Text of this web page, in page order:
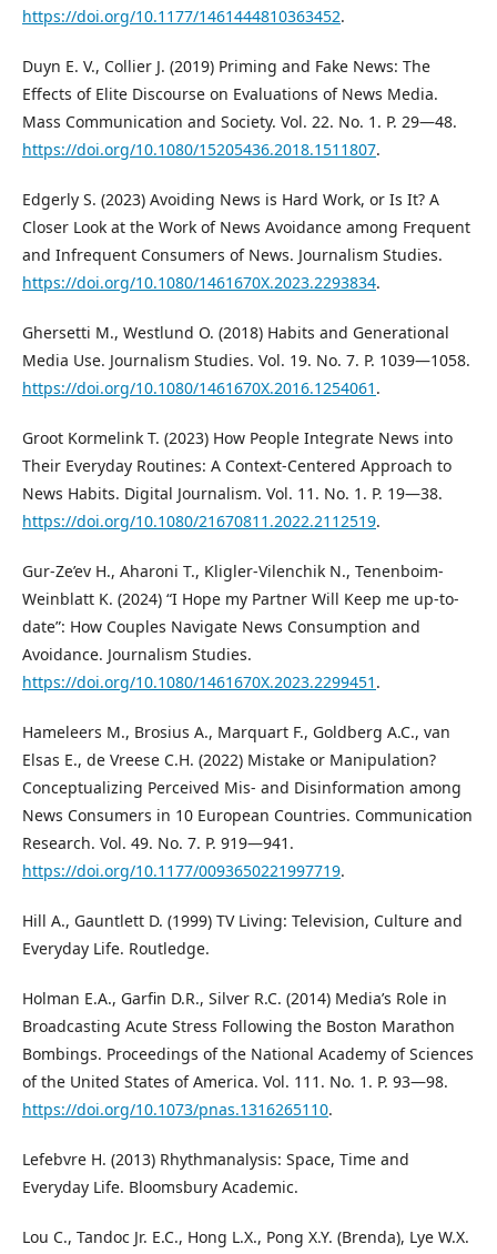
https://doi.org/10.1177/1461444810363452.
Duyn E. V., Collier J. (2019) Priming and Fake News: The
Effects of Elite Discourse on Evaluations of News Media.
Mass Communication and Society. Vol. 22. No. 1. P. 29—48.
https://doi.org/10.1080/15205436.2018.1511807.
Edgerly S. (2023) Avoiding News is Hard Work, or Is It? A
Closer Look at the Work of News Avoidance among Frequent
and Infrequent Consumers of News. Journalism Studies.
https://doi.org/10.1080/1461670X.2023.2293834.
Ghersetti M., Westlund O. (2018) Habits and Generational
Media Use. Journalism Studies. Vol. 19. No. 7. P. 1039—1058.
https://doi.org/10.1080/1461670X.2016.1254061 .
Groot Kormelink T. (2023) How People Integrate News into
Their Everyday Routines: A Context-Centered Approach to
News Habits. Digital Journalism. Vol. 11. No. 1. P. 19—38.
https://doi.org/10.1080/21670811.2022.2112519.
Gur-Ze’ev H., Aharoni T., Kligler-Vilenchik N., Tenenboim-
Weinblatt K. (2024) “I Hope my Partner Will Keep me up-to-
date”: How Couples Navigate News Consumption and
Avoidance. Journalism Studies.
https://doi.org/10.1080/1461670X.2023.2299451 .
Hameleers M., Brosius A., Marquart F., Goldberg A.C., van
Elsas E., de Vreese C.H. (2022) Mistake or Manipulation?
Conceptualizing Perceived Mis- and Disinformation among
News Consumers in 10 European Countries. Communication
Research. Vol. 49. No. 7. P. 919—941.
https://doi.org/10.1177/0093650221997719.
Hill A., Gauntlett D. (1999) TV Living: Television, Culture and
Everyday Life. Routledge.
Holman E.A., Garfin D.R., Silver R.C. (2014) Media’s Role in
Broadcasting Acute Stress Following the Boston Marathon
Bombings. Proceedings of the National Academy of Sciences
of the United States of America. Vol. 111. No. 1. P. 93—98.
https://doi.org/10.1073/pnas.1316265110.
Lefebvre H. (2013) Rhythmanalysis: Space, Time and
Everyday Life. Bloomsbury Academic.
Lou C., Tandoc Jr. E.C., Hong L.X., Pong X.Y. (Brenda), Lye W.X.